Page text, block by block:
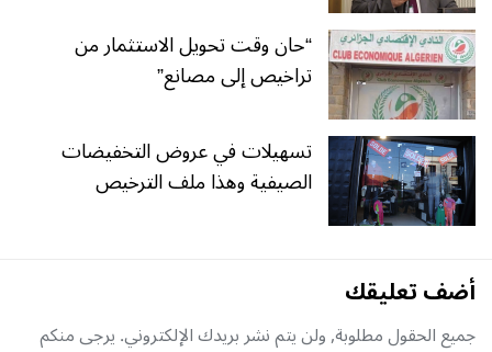
“حان وقت تحويل الاستثمار من
تراخيص إلى مصانع”
تسهيلات في عروض التخفيضات
الصيفية وهذا ملف الترخيص
أضف تعليقك
جميع الحقول مطلوبة, ولن يتم نشر بريدك الإلكتروني. يرجى منكم